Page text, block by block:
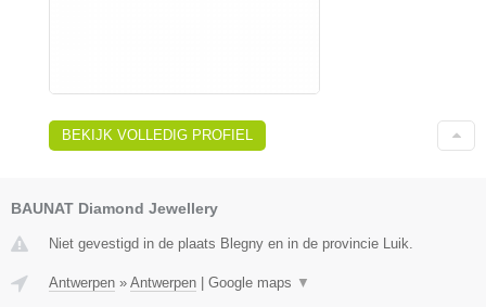
BEKIJK VOLLEDIG PROFIEL
BAUNAT Diamond Jewellery
Niet gevestigd in de plaats Blegny en in de provincie Luik.
Antwerpen » Antwerpen Google maps ▼